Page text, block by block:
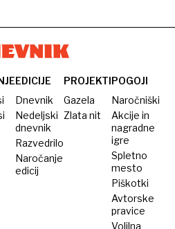
EDICIJE
Dnevnik
Nedeljski
dnevnik
Razvedrilo
Naročanje
edicij
PROJEKTI
Gazela
Zlata nit
POGOJI
Naročniški
Akcije in
nagradne
igre
Spletno
mesto
Piškotki
Avtorske
pravice
Volilna